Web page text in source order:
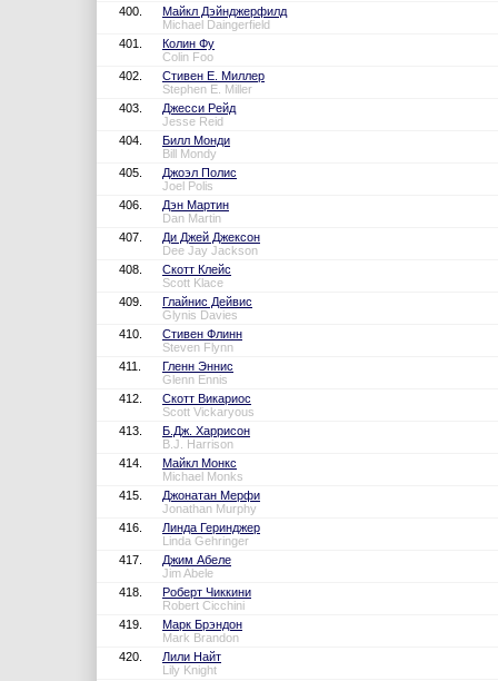
400.
Майкл Дэйнджерфилд
Michael Daingerfield
401.
Колин Фу
Colin Foo
402.
Стивен Е. Миллер
Stephen E. Miller
403.
Джесси Рейд
Jesse Reid
404.
Билл Монди
Bill Mondy
405.
Джоэл Полис
Joel Polis
406.
Дэн Мартин
Dan Martin
407.
Ди Джей Джексон
Dee Jay Jackson
408.
Скотт Клейс
Scott Klace
409.
Глайнис Дейвис
Glynis Davies
410.
Стивен Флинн
Steven Flynn
411.
Гленн Эннис
Glenn Ennis
412.
Скотт Викариос
Scott Vickaryous
413.
Б.Дж. Харрисон
B.J. Harrison
414.
Майкл Монкс
Michael Monks
415.
Джонатан Мерфи
Jonathan Murphy
416.
Линда Геринджер
Linda Gehringer
417.
Джим Абеле
Jim Abele
418.
Роберт Чиккини
Robert Cicchini
419.
Марк Брэндон
Mark Brandon
420.
Лили Найт
Lily Knight